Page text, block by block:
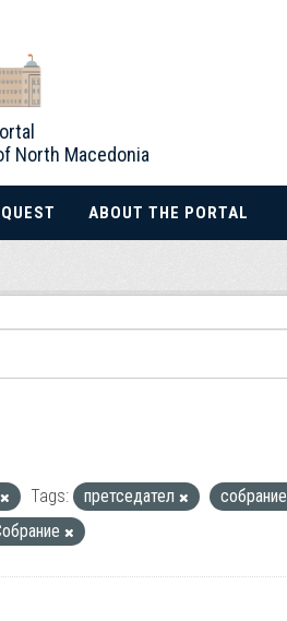
North Macedonia
ABOUT THE PORTAL
Tags: претседател
собрание